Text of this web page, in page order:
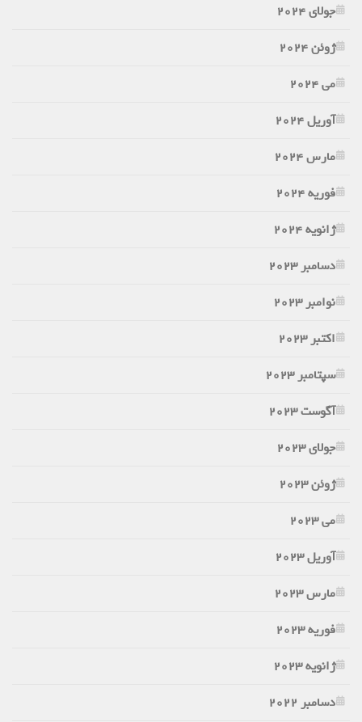
جولای 2024
ژوئن 2024
می 2024
آوریل 2024
مارس 2024
فوریه 2024
ژانویه 2024
دسامبر 2023
نوامبر 2023
اکتبر 2023
سپتامبر 2023
آگوست 2023
جولای 2023
ژوئن 2023
می 2023
آوریل 2023
مارس 2023
فوریه 2023
ژانویه 2023
دسامبر 2022